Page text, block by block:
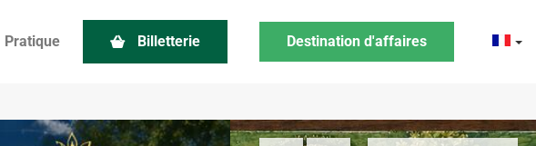
Pratique Billetterie Destination d'affaires